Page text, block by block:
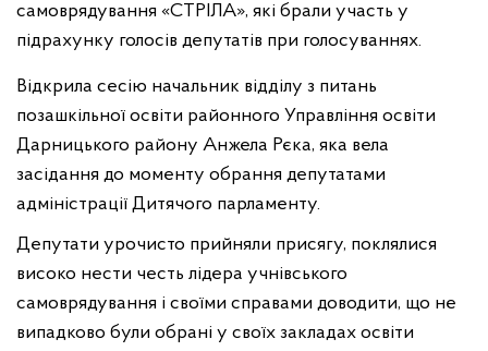
самоврядування «СТРІЛА», які брали участь у
підрахунку голосів депутатів при голосуваннях.
Відкрила сесію начальник відділу з питань
позашкільної освіти районного Управління освіти
Дарницького району Анжела Рєка, яка вела
засідання до моменту обрання депутатами
адміністрації Дитячого парламенту.
Депутати урочисто прийняли присягу, поклялися
високо нести честь лідера учнівського
самоврядування і своїми справами доводити, що не
випадково були обрані у своїх закладах освіти